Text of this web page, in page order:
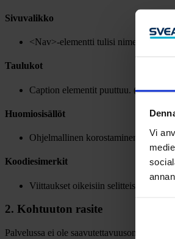
Vi
Sivuvalikko
<Nav>-elementti tulisi nimetä
Taulukot
Caption elementit puuttuu. (1.3.1)
Huomiosisällöt
Ohjelmallinen korostaminen puuttuu
Koodiesimerkit
Viittaukset oikeisiin selitteisiin. (1.3.1)
2. Kohtuuton rasite
Palvelussa ei ole saavutettavuusongelmia,